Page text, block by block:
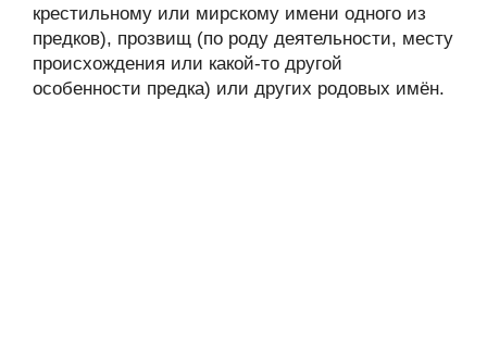
крестильному или мирскому имени одного из
предков), прозвищ (по роду деятельности, месту
происхождения или какой-то другой
особенности предка) или других родовых имён.